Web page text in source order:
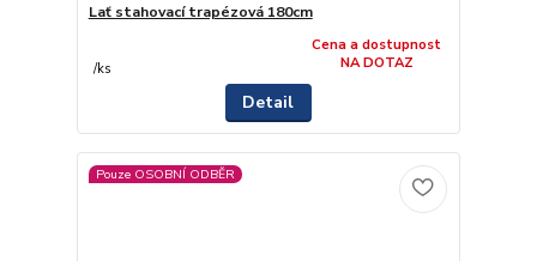
Lať stahovací trapézová 180cm
/ks
Cena a dostupnost
NA DOTAZ
Detail
Pouze OSOBNÍ ODBĚR